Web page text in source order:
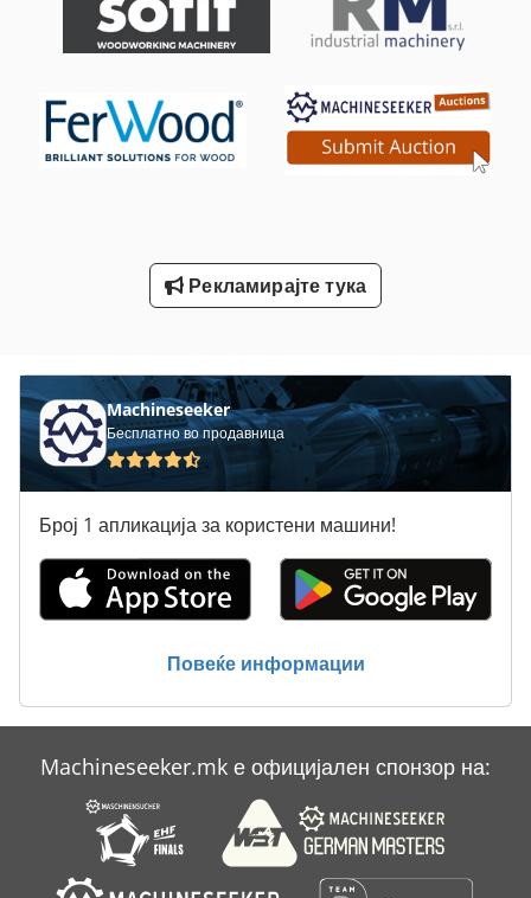
Машина За Заварување На Фолии
Машина За Мелење На Нишало
Машина За Мелење На Сечилата
Машини За Свиткување На Железо
Рекламирајте тука
Machineseeker
Бесплатно во продавница
Број 1 апликација за користени машини!
Повеќе информации
Machineseeker.mk е официјален спонзор на: